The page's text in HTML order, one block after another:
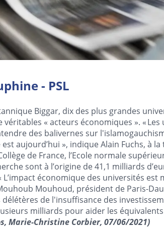
- PSL
Biggar, dix des plus grandes
véritables « acteurs économiques ». «
des balivernes sur
aujourd’hui », indique Alain Fuchs, à
de France, l’Ecole normale
sont à l’origine de 41,1 milliards
L’impact économique des universités est
Mouhoud, président de Paris-
de l'insuffisance des
milliards pour aider les
Marie-Christine Corbier, 07/06/2021)